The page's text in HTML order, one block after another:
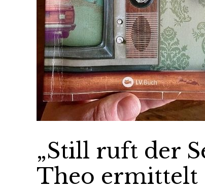
„Still ruft der
Theo ermittelt